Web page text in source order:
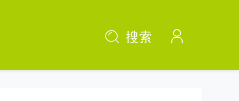
搜索